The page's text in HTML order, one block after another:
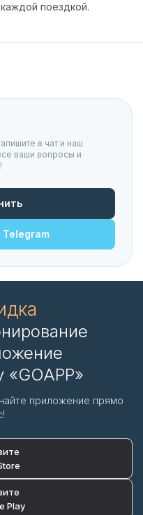
поездкой.
в чат и наш
ваши вопросы и
Telegram
приложение прямо
Play